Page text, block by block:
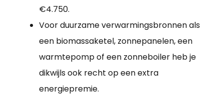
€4.750.
Voor duurzame verwarmingsbronnen als
een biomassaketel, zonnepanelen, een
warmtepomp of een zonneboiler heb je
dikwijls ook recht op een extra
energiepremie.